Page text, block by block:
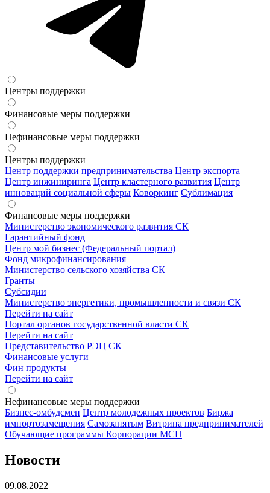
Центры поддержки
Финансовые меры поддержки
Нефинансовые меры поддержки
Центры поддержки
Центр поддержки предпринимательства Центр экспорта
Центр инжиниринга Центр кластерного развития Центр
инноваций социальной сферы Коворкинг Сублимация
Финансовые меры поддержки
Министерство экономического развития СК
Гарантийный фонд
Центр мой бизнес (Федеральный портал)
Фонд микрофинансирования
Министерство сельского хозяйства СК
Гранты
Субсидии
Министерство энергетики, промышленности и связи СК
Перейти на сайт
Портал органов государственной власти СК
Перейти на сайт
Представительство РЭЦ СК
Финансовые услуги
Фин продукты
Перейти на сайт
Нефинансовые меры поддержки
Бизнес-омбудсмен Центр молодежных проектов Биржа
импортозамещения Cамозанятым Витрина предпринимателей
Обучающие программы Корпорации МСП
Новости
09.08.2022